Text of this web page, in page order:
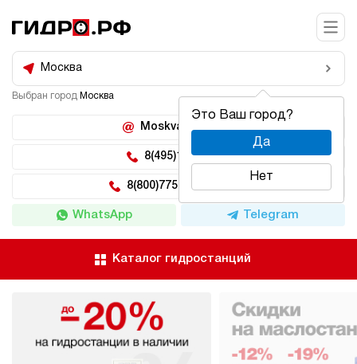
Москва
Это Ваш город?
Да
Нет
Выбран город Москва
Moskva@hidro.ru
8(495)150-04-62
8(800)775-04-62 доб 2
WhatsApp Telegram
Каталог гидростанций